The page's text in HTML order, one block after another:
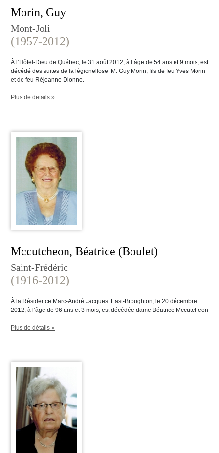
Morin, Guy
Mont-Joli
(1957-2012)
À l’Hôtel-Dieu de Québec, le 31 août 2012, à l’âge de 54 ans et 9 mois, est
décédé des suites de la légionellose, M. Guy Morin, fils de feu Yves Morin
et de feu Réjeanne Dionne.
Plus de détails »
Mccutcheon, Béatrice (Boulet)
Saint-Frédéric
(1916-2012)
À la Résidence Marc-André Jacques, East-Broughton, le 20 décembre
2012, à l’âge de 96 ans et 3 mois, est décédée dame Béatrice Mccutcheon
Plus de détails »